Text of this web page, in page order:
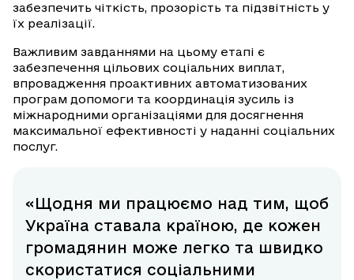
забезпечить чіткість, прозорість та підзвітність у
їх реалізації.
Важливим завданнями на цьому етапі є
забезпечення цільових соціальних виплат,
впровадження проактивних автоматизованих
програм допомоги та координація зусиль із
міжнародними організаціями для досягнення
максимальної ефективності у наданні соціальних
послуг.
«Щодня ми працюємо над тим, щоб
Україна ставала країною, де кожен
громадянин може легко та швидко
скористатися соціальними